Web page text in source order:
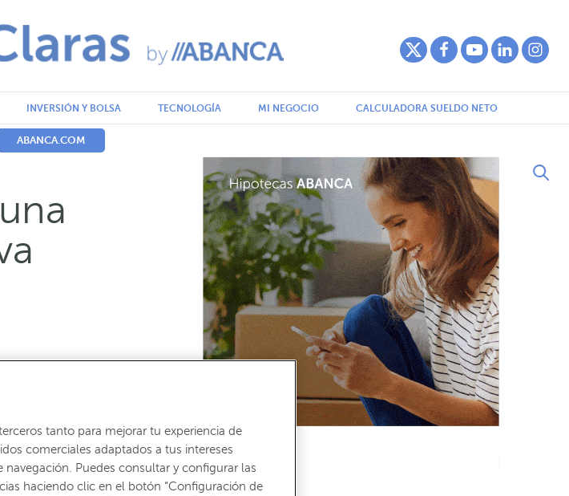
INVERSIÓN Y BOLSA TECNOLOGÍA MI NEGOCIO CALCULADORA SUELDO NETO
ABANCA.COM
en lo
mejor las características,
una serie de factores,
tanto para mejorar tu experiencia de
comerciales adaptados a tus intereses
Puedes consultar y configurar las
haciendo clic en el botón “Configuración de